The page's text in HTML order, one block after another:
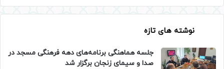
نوشته های تازه
جلسه هماهنگی برنامه‌های دهه فرهنگی مسجد در
صدا و سیمای زنجان برگزار شد